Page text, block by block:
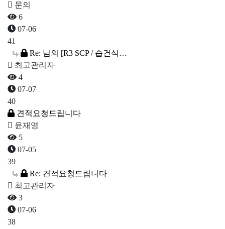
문의
6
07-06
41
Re: 님의 [R3 SCP / 습건식…
최고관리자
4
07-07
40
견적요청드립니다
윤재영
5
07-05
39
Re: 견적요청드립니다
최고관리자
3
07-06
38